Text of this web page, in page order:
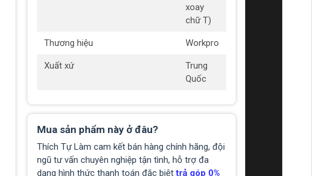
xoay
chữ T)
Thương hiệu Workpro
Xuất xứ
Trung
Quốc
Mua sản phẩm này ở đâu?
Thích Tự Làm cam kết bán hàng chính hãng, đội
ngũ tư vấn chuyên nghiệp tận tình, hỗ trợ đa
dạng hình thức thanh toán đặc biệttrả góp 0%